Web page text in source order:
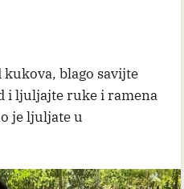
blago savijte
i ljuljajte ruke i ramena
je ljuljate u